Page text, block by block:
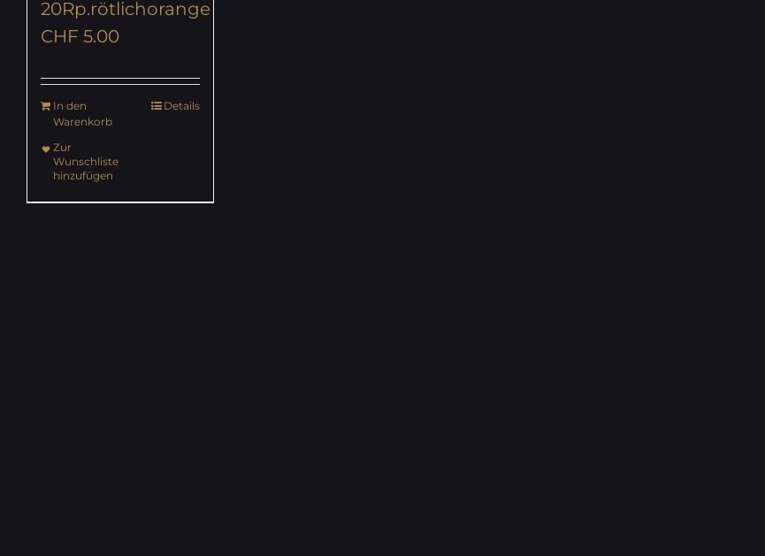
20Rp.rötlichorange
CHF 5.00
In den
Warenkorb
Details
Zur
Wunschliste
hinzufügen